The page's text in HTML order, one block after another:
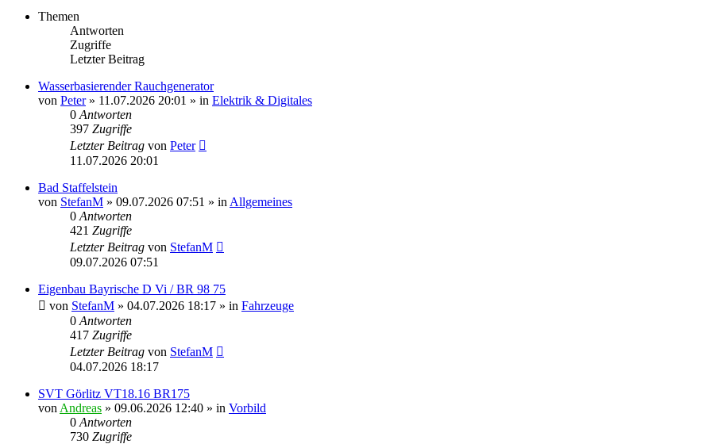
Themen
Antworten
Zugriffe
Letzter Beitrag
Wasserbasierender Rauchgenerator
von Peter» 11.07.2026 20:01 » in Elektrik & Digitales
0 Antworten
397 Zugriffe
Letzter Beitrag von Peter
11.07.2026 20:01
Bad Staffelstein
von StefanM » 09.07.2026 07:51 » in Allgemeines
0 Antworten
421 Zugriffe
Letzter Beitrag von StefanM
09.07.2026 07:51
Eigenbau Bayrische D Vi / BR 98 75
von StefanM » 04.07.2026 18:17 » in Fahrzeuge
0 Antworten
417 Zugriffe
Letzter Beitrag von StefanM
04.07.2026 18:17
SVT Görlitz VT18.16 BR175
von Andreas » 09.06.2026 12:40 » in Vorbild
0 Antworten
730 Zugriffe